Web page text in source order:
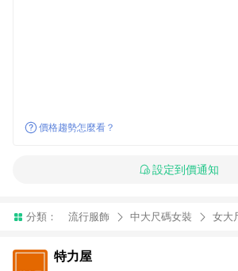
價格趨勢怎麼看？
設定到價通知
分類： 流行服飾 中大尺碼女裝 女大
特力屋